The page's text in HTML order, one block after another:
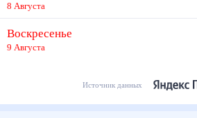
8 Августа
Воскресенье
9 Августа
Источник данных